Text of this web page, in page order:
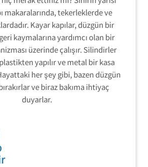
makaralarında, tekerleklerde ve
Kayar kapılar, düzgün bir
kaymalarına yardımcı olan bir
üzerinde çalışır. Silindirler
yapılır ve metal bir kasa
her şey gibi, bazen düzgün
ve biraz bakıma ihtiyaç
duyarlar.